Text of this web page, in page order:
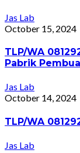
Jas Lab
October 15, 2024
TLP/WA
Pabrik
Jas Lab
October 14, 2024
TLP/WA
Jas Lab